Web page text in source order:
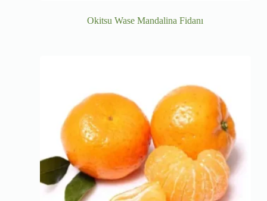
Okitsu Wase Mandalina Fidanı